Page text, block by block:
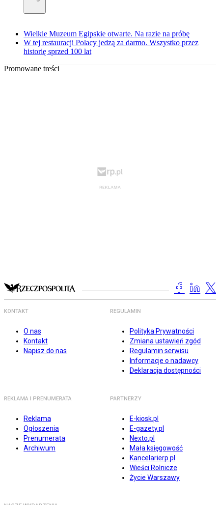
Wielkie Muzeum Egipskie otwarte. Na razie na próbę
W tej restauracji Polacy jedzą za darmo. Wszystko przez
historię sprzed 100 lat
Promowane treści
KONTAKT
O nas
Kontakt
Napisz do nas
REGULAMIN
Polityka Prywatności
Zmiana ustawień zgód
Regulamin serwisu
Informacje o nadawcy
Deklaracja dostępności
REKLAMA I PRENUMERATA
Reklama
Ogłoszenia
Prenumerata
Archiwum
PARTNERZY
E-kiosk.pl
E-gazety.pl
Nexto.pl
Mała księgowość
Kancelarierp.pl
Wieści Rolnicze
Życie Warszawy